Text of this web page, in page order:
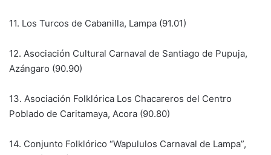
11. Los Turcos de Cabanilla, Lampa (91.01)
12. Asociación Cultural Carnaval de Santiago de Pupuja,
Azángaro (90.90)
13. Asociación Folklórica Los Chacareros del Centro
Poblado de Caritamaya, Acora (90.80)
14. Conjunto Folklórico “Wapululos Carnaval de Lampa”,